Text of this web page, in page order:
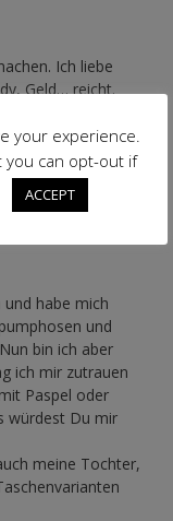
Ich liebe
Geld… reicht.
habe mich
und
bin ich aber
ich mir zutrauen
Paspel oder
würdest Du mir
meine Tochter,
your experience.
you can opt-out if
ACCEPT